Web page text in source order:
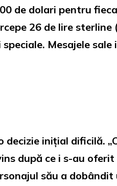
de dolari pentru
26 de lire
Mesajele
inițial dificilă.
după ce i s-au
său a